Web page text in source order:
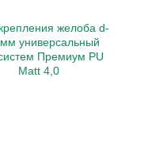
желоба d-
универсальный
Премиум PU
Matt 4,0